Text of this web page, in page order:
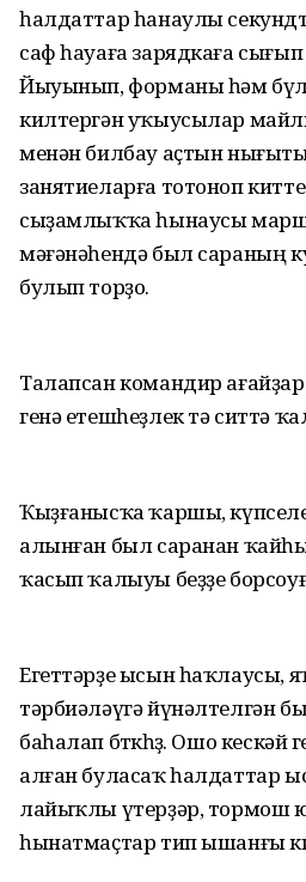
һалдаттар һанаулы
саф һауаға зарядкаға сығып
Йыуынып, форманы һәм
килтергән уҡыусылар
менән билбау аҫтын
занятиеларға тотоноп
сыҙамлыҡҡа һынаусы
мәғәнәһендә был сараның
булып торҙо.
Талапсан командир
генә етешһеҙлек тә ситтә
Ҡыҙғанысҡа ҡаршы,
алынған был саранан
ҡасып ҡалыуы беҙҙе
Егеттәрҙе ысын һаҡлаусы,
тәрбиәләүгә йүнәлтелгән
баһалап бөткөһөҙ. Ошо
алған буласаҡ һалдаттар
лайыҡлы үтерҙәр, тормош
һынатмаҫтар тип ышанғы